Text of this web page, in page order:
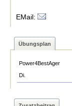
EMail:
Übungsplan
Power4BestAger
Di.